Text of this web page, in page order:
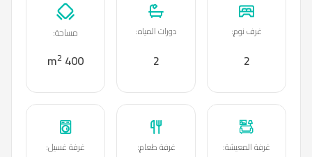
غرف نوم:
2
دورات المياه:
2
مساحة:
400 m
2
غرفة المعيشة: غرفة طعام: غرفة غسيل: